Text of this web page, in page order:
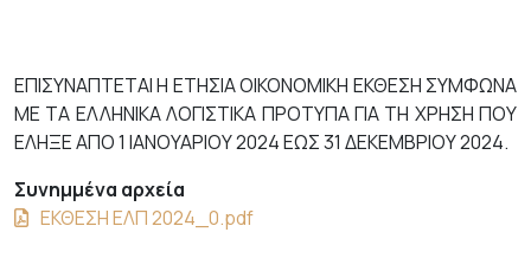
ΕΠΙΣΥΝΑΠΤΕΤΑΙ Η ΕΤΗΣΙΑ ΟΙΚΟΝΟΜΙΚΗ ΕΚΘΕΣΗ ΣΥΜΦΩΝΑ
ΜΕ ΤΑ ΕΛΛΗΝΙΚΑ ΛΟΓΙΣΤΙΚΑ ΠΡΟΤΥΠΑ ΓΙΑ ΤΗ ΧΡΗΣΗ ΠΟΥ
ΕΛΗΞΕ ΑΠΟ 1 ΙΑΝΟΥΑΡΙΟΥ 2024 ΕΩΣ 31 ΔΕΚΕΜΒΡΙΟΥ 2024.
Συνημμένα αρχεία
ΕΚΘΕΣΗ ΕΛΠ 2024_0.pdf